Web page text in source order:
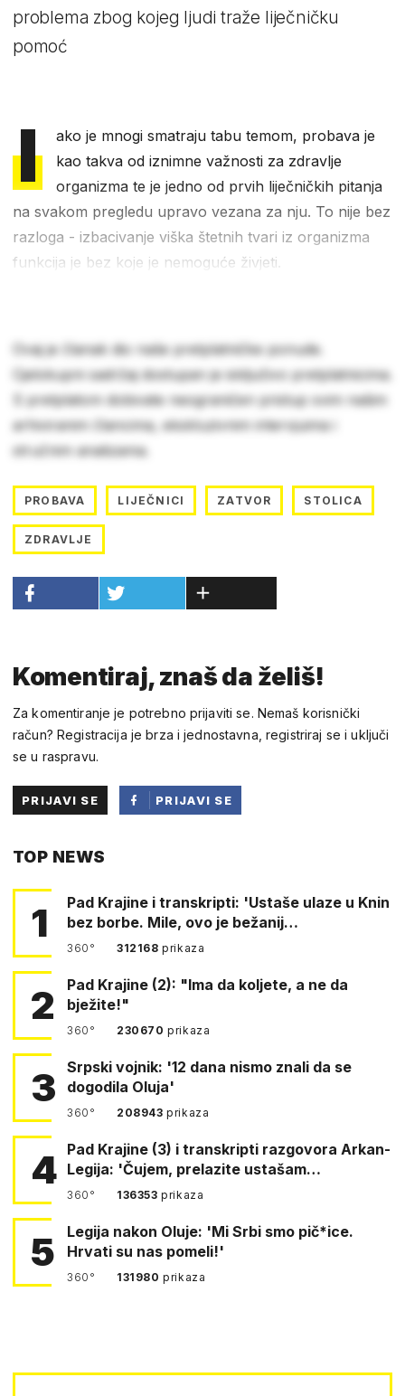
problema zbog kojeg ljudi traže liječničku
pomoć
I
ako je mnogi smatraju tabu temom, probava je
kao takva od iznimne važnosti za zdravlje
organizma te je jedno od prvih liječničkih pitanja
na svakom pregledu upravo vezana za nju. To nije bez
razloga - izbacivanje viška štetnih tvari iz organizma
funkcija je bez koje je nemoguće živjeti.
Ovaj je članak dio naše pretplatničke ponude.
Cjelokupni sadržaj dostupan je isključivo pretplatnicima.
S pretplatom dobivate neograničen pristup svim našim
arhiviranim člancima, ekskluzivnim intervjuima i
stručnim analizama.
PROBAVA LIJEČNICI ZATVOR STOLICA
ZDRAVLJE
Komentiraj, znaš da želiš!
Za komentiranje je potrebno prijaviti se. Nemaš korisnički
račun? Registracija je brza i jednostavna, registriraj se i uključi
se u raspravu.
PRIJAVI SE
PRIJAVI SE
TOP NEWS
1
Pad Krajine i transkripti: 'Ustaše ulaze u Knin
bez borbe. Mile, ovo je bežanij…
360° 312168prikaza
2
Pad Krajine (2): "Ima da koljete, a ne da
bježite!"
360° 230670prikaza
3
Srpski vojnik: '12 dana nismo znali da se
dogodila Oluja'
360° 208943prikaza
4 Pad Krajine (3) i transkripti razgovora Arkan-
Legija: 'Čujem, prelazite ustašam…
360° 136353prikaza
5
Legija nakon Oluje: 'Mi Srbi smo pič*ice.
Hrvati su nas pomeli!'
360° 131980prikaza